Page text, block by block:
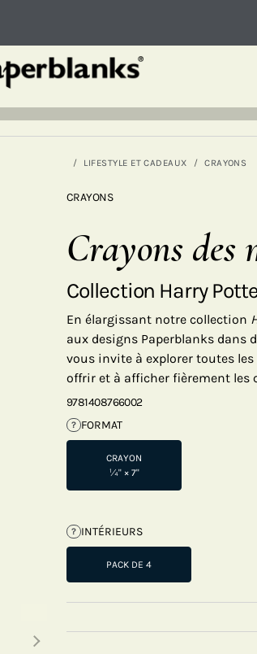
LIFESTYLE ET CADEAUX CRAYONS
CRAYONS
Crayons des
Collection Harry
En élargissant notre collection
aux designs Paperblanks dans
vous invite à explorer toutes les
offrir et à afficher fièrement les
9781408766002
? FORMAT
CRAYON
¼" × 7"
? INTÉRIEURS
PACK DE 4